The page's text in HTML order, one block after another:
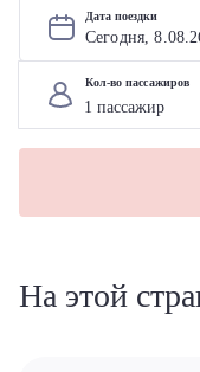
Дата поездки
Сегодня, 8.08.
Кол-во пассажиров
На этой